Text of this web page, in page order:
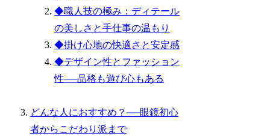
◆職人技の極み：ディテール
の美しさと手仕事の温もり
◆掛け心地の快適さと安定感
◆デザイン性とファッション
性──品格も遊び心もある
どんな人におすすめ？──眼鏡初心
者からこだわり派まで